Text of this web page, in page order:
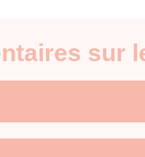
sur